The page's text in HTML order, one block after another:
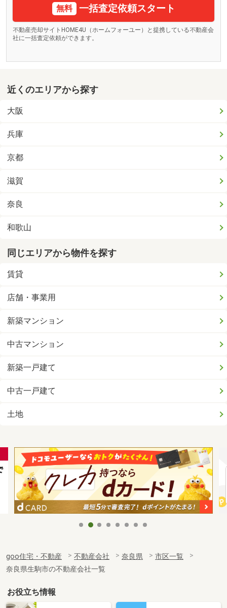
無料 一括査定依頼スタート
不動産売却サイトHOME4U（ホームフォーユー）と提携している不動産会
社に一括査定依頼ができます。
近くのエリアから探す
大阪
兵庫
京都
滋賀
奈良
和歌山
同じエリアから物件を探す
賃貸
店舗・事業用
新築マンション
中古マンション
新築一戸建て
中古一戸建て
土地
goo住宅・不動産 不動産会社 奈良県
市区一覧
奈良県生駒市の不動産会社一覧
お役立ち情報